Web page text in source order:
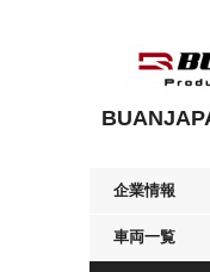
企業情報
車両一覧